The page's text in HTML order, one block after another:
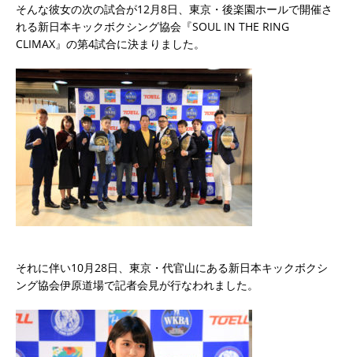
そんな彼女の次の試合が12月8日、東京・後楽園ホールで開催さ
れる新日本キックボクシング協会『SOUL IN THE RING
CLIMAX』の第4試合に決まりました。
それに伴い10月28日、東京・代官山にある新日本キックボクシ
ング協会伊原道場で記者会見が行なわれました。